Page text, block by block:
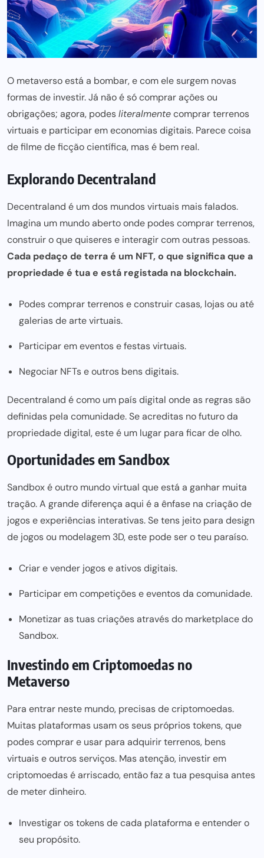
O metaverso está a bombar, e com ele surgem novas
formas de investir. Já não é só comprar ações ou
obrigações; agora, podesliteralmentecomprar terrenos
virtuais e participar em economias digitais. Parece coisa
de filme de ficção científica, mas é bem real.
Explorando Decentraland
Decentraland é um dos mundos virtuais mais falados.
Imagina um mundo aberto onde podes comprar terrenos,
construir o que quiseres e interagir com outras pessoas.
Cada pedaço de terra é um NFT, o que significa que a
propriedade é tua e está registada na blockchain.
Podes comprar terrenos e construir casas, lojas ou até
galerias de arte virtuais.
Participar em eventos e festas virtuais.
Negociar NFTs e outros bens digitais.
Decentraland é como um país digital onde as regras são
definidas pela comunidade. Se acreditas no futuro da
propriedade digital, este é um lugar para ficar de olho.
Oportunidades em Sandbox
Sandbox é outro mundo virtual que está a ganhar muita
tração. A grande diferença aqui é a ênfase na criação de
jogos e experiências interativas. Se tens jeito para design
de jogos ou modelagem 3D, este pode ser o teu paraíso.
Criar e vender jogos e ativos digitais.
Participar em competições e eventos da comunidade.
Monetizar as tuas criações através do marketplace do
Sandbox.
Investindo em Criptomoedas no
Metaverso
Para entrar neste mundo, precisas de criptomoedas.
Muitas plataformas usam os seus próprios tokens, que
podescomprar e usar para adquirir terrenos, bens
virtuais e outros serviços. Mas atenção, investir em
criptomoedas é arriscado, então faz a tua pesquisa antes
de meter dinheiro.
Investigar os tokens de cada plataforma e entender o
seu propósito.